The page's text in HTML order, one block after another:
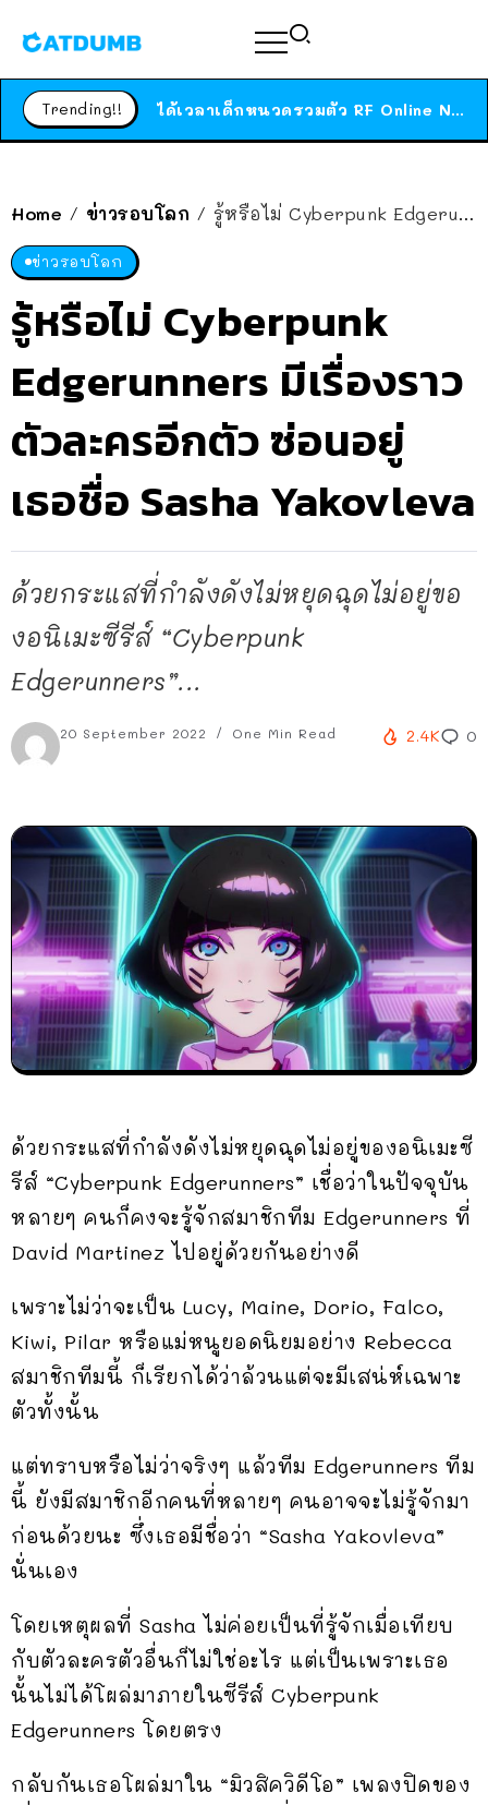
Trending!! ได้เวลาเด็กหนวดรวมตัว RF Online Next เปิดให้เล่นแล้ว เกม Sci-Fi MMORPG ระดับตำนาน เล่นได้ทั้งมือถือและ PC
Home / ข่าวรอบโลก / รู้หรือไม่ Cyberpunk Edgerunners มีเรื่องราว ตัวละครอีกตัว ซ่อนอยู่ เธอชื่อ Sasha Yakovleva
ข่าวรอบโลก
รู้หรือไม่ Cyberpunk
Edgerunners มีเรื่องราว
ตัวละครอีกตัว ซ่อนอยู่
เธอชื่อ Sasha Yakovleva
ด้วยกระแสที่กำลังดังไม่หยุดฉุดไม่อยู่ขอ
งอนิเมะซีรีส์ “Cyberpunk
Edgerunners”...
20 September 2022 One Min Read 2.4K 0
ด้วยกระแสที่กำลังดังไม่หยุดฉุดไม่อยู่ของอนิเมะซี
รีส์ “Cyberpunk Edgerunners” เชื่อว่าในปัจจุบัน
หลายๆ คนก็คงจะรู้จักสมาชิกทีม Edgerunners ที่
David Martinez ไปอยู่ด้วยกันอย่างดี
เพราะไม่ว่าจะเป็น Lucy, Maine, Dorio, Falco,
Kiwi, Pilar หรือแม่หนูยอดนิยมอย่าง Rebecca
สมาชิกทีมนี้ ก็เรียกได้ว่าล้วนแต่จะมีเสน่ห์เฉพาะ
ตัวทั้งนั้น
แต่ทราบหรือไม่ว่าจริงๆ แล้วทีม Edgerunners ทีม
นี้ ยังมีสมาชิกอีกคนที่หลายๆ คนอาจจะไม่รู้จักมา
ก่อนด้วยนะ ซึ่งเธอมีชื่อว่า “Sasha Yakovleva”
นั่นเอง
โดยเหตุผลที่ Sasha ไม่ค่อยเป็นที่รู้จักเมื่อเทียบ
กับตัวละครตัวอื่นก็ไม่ใช่อะไร แต่เป็นเพราะเธอ
นั้นไม่ได้โผล่มาภายในซีรีส์ Cyberpunk
Edgerunners โดยตรง
กลับกันเธอโผล่มาใน “มิวสิควิดีโอ” เพลงปิดของ